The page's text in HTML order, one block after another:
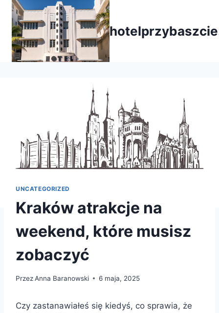
Przejdź
treści
UNCATEGORIZED
Kraków atrakcje na
weekend, które musisz
zobaczyć
PrzezAnna Baranowski 6 maja, 2025
Czy zastanawiałeś się kiedyś, co sprawia, że